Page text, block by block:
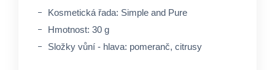
Kosmetická řada: Simple and Pure
Hmotnost: 30 g
Složky vůní - hlava: pomeranč, citrusy